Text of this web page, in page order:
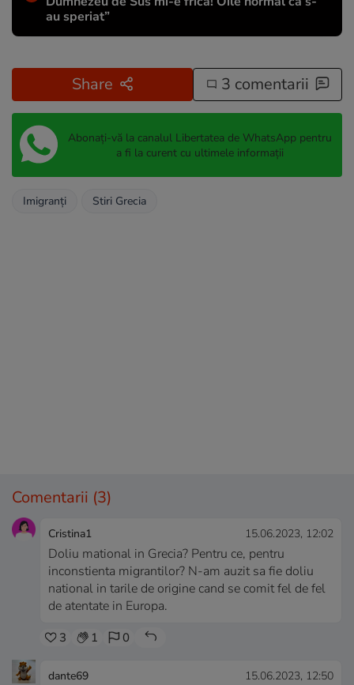
au speriat”
Share 3 comentarii
Abonați-vă la canalul Libertatea de WhatsApp pentru
a fi la curent cu ultimele informații
Imigranți Stiri Grecia
Comentarii (3)
Cristina1 15.06.2023, 12:02
Doliu mational in Grecia? Pentru ce, pentru
inconstienta migrantilor? N-am auzit sa fie doliu
national in tarile de origine cand se comit fel de fel
de atentate in Europa.
3 1 0
dante69 15.06.2023, 12:50